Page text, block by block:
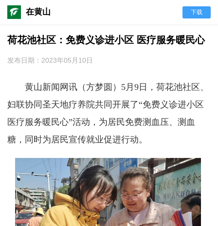
在黄山 下载
荷花池社区：免费义诊进小区 医疗服务暖民心
发布日期：2023年05月10日
黄山新闻网讯（方梦圆） 5 月 9日，荷花池社区、
妇联协同圣天地疗养院共同开展了“免费义诊进小区
医疗服务暖民心”活动，为居民免费测血压、测血
糖，同时为居民宣传就业促进行动。